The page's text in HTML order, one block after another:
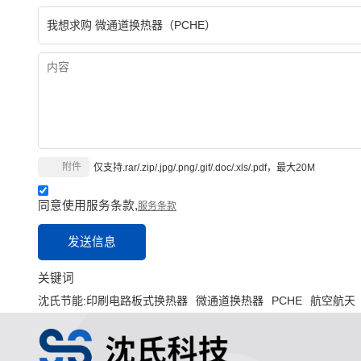
仅支持.rar/.zip/.jpg/.png/.gif/.doc/.xls/.pdf，最大20M
附件
同意使用服务条款,服务条款
发送信息
关键词
沈氏节能:印刷电路板式换热器
微通道换热器 PCHE 航空航天